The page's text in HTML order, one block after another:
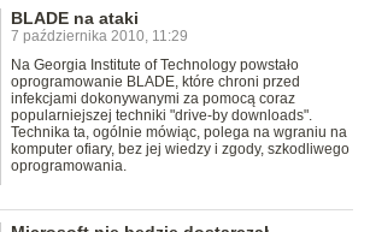
BLADE na ataki
7 października 2010, 11:29
Na Georgia Institute of Technology powstało
oprogramowanie BLADE, które chroni przed
infekcjami dokonywanymi za pomocą coraz
popularniejszej techniki "drive-by downloads".
Technika ta, ogólnie mówiąc, polega na wgraniu na
komputer ofiary, bez jej wiedzy i zgody, szkodliwego
oprogramowania.